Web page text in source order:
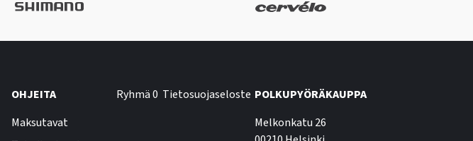
OHJEITA
Maksutavat
Ryhmä 0 Tietosuojaseloste POLKUPYÖRÄKAUPPA
Melkonkatu 26